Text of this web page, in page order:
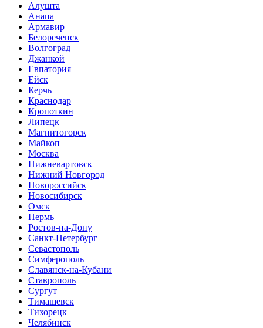
Алушта
Анапа
Армавир
Белореченск
Волгоград
Джанкой
Евпатория
Ейск
Керчь
Краснодар
Кропоткин
Липецк
Магнитогорск
Майкоп
Москва
Нижневартовск
Нижний Новгород
Новороссийск
Новосибирск
Омск
Пермь
Ростов-на-Дону
Санкт-Петербург
Севастополь
Симферополь
Славянск-на-Кубани
Ставрополь
Сургут
Тимашевск
Тихорецк
Челябинск